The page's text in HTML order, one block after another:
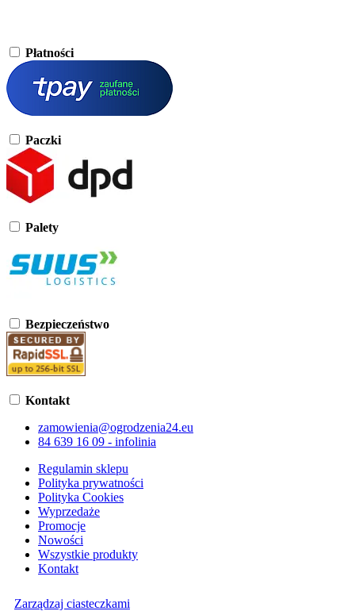
Płatności
Paczki
Palety
Bezpieczeństwo
Kontakt
zamowienia@ogrodzenia24.eu
84 639 16 09 - infolinia
Regulamin sklepu
Polityka prywatności
Polityka Cookies
Wyprzedaże
Promocje
Nowości
Wszystkie produkty
Kontakt
Zarządzaj ciasteczkami